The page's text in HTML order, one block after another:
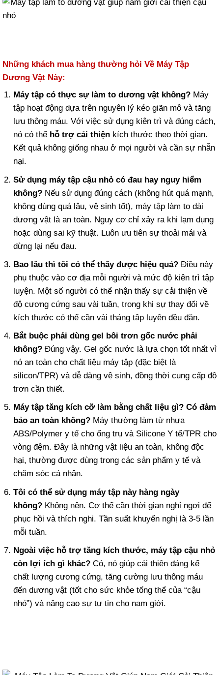
Những khách mua hàng thường hỏi Về Máy Tập
Dương Vật Này:
Máy tập có thực sự làm to dương vật không? Máy
tập hoạt động dựa trên nguyên lý kéo giãn mô và tăng
lưu thông máu. Với việc sử dụng kiên trì và đúng cách,
nó có thể hỗ trợ cải thiện kích thước theo thời gian.
Kết quả không giống nhau ở mọi người và cần sự nhẫn
nại.
Sử dụng máy tập cậu nhỏ có đau hay nguy hiểm
không? Nếu sử dụng đúng cách (không hút quá mạnh,
không dùng quá lâu, vệ sinh tốt), máy tập làm to dài
dương vật là an toàn. Nguy cơ chỉ xảy ra khi lạm dụng
hoặc dùng sai kỹ thuật. Luôn ưu tiên sự thoải mái và
dừng lại nếu đau.
Bao lâu thì tôi có thể thấy được hiệu quả? Điều này
phụ thuộc vào cơ địa mỗi người và mức độ kiên trì tập
luyện. Một số người có thể nhận thấy sự cải thiện về
độ cương cứng sau vài tuần, trong khi sự thay đổi về
kích thước có thể cần vài tháng tập luyện đều đặn.
Bắt buộc phải dùng gel bôi trơn gốc nước phải
không? Đúng vậy. Gel gốc nước là lựa chọn tốt nhất vì
nó an toàn cho chất liệu máy tập (đặc biệt là
silicon/TPR) và dễ dàng vệ sinh, đồng thời cung cấp độ
trơn cần thiết.
Máy tập tăng kích cỡ làm bằng chất liệu gì? Có đảm
bảo an toàn không? Máy thường làm từ nhựa
ABS/Polymer y tế cho ống trụ và Silicone Y tế/TPR cho
vòng đệm. Đây là những vật liệu an toàn, không độc
hại, thường được dùng trong các sản phẩm y tế và
chăm sóc cá nhân.
Tôi có thể sử dụng máy tập này hàng ngày
không? Không nên. Cơ thể cần thời gian nghỉ ngơi để
phục hồi và thích nghi. Tần suất khuyến nghị là 3-5 lần
mỗi tuần.
Ngoài việc hỗ trợ tăng kích thước, máy tập cậu nhỏ
còn lợi ích gì khác? Có, nó giúp cải thiện đáng kể
chất lượng cương cứng, tăng cường lưu thông máu
đến dương vật (tốt cho sức khỏe tổng thể của “cậu
nhỏ”) và nâng cao sự tự tin cho nam giới.